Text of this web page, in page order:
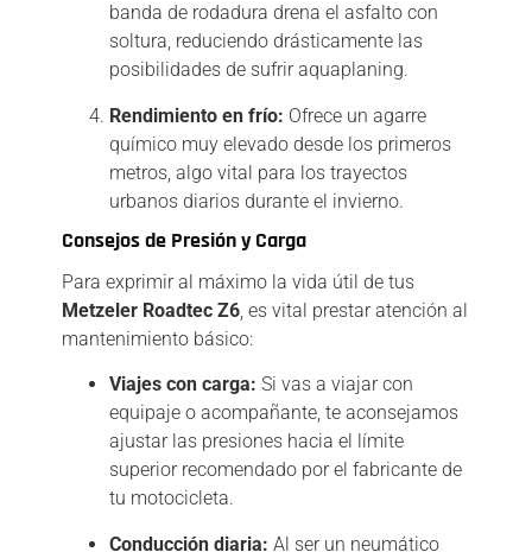
banda de rodadura drena el asfalto con
soltura, reduciendo drásticamente las
posibilidades de sufrir aquaplaning.
Rendimiento en frío: Ofrece un agarre
químico muy elevado desde los primeros
metros, algo vital para los trayectos
urbanos diarios durante el invierno.
Consejos de Presión y Carga
Para exprimir al máximo la vida útil de tus
Metzeler Roadtec Z6, es vital prestar atención al
mantenimiento básico:
Viajes con carga: Si vas a viajar con
equipaje o acompañante, te aconsejamos
ajustar las presiones hacia el límite
superior recomendado por el fabricante de
tu motocicleta.
Conducción diaria: Al ser un neumático